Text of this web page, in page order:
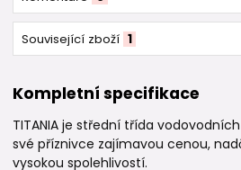
Související zboží 1
Kompletní specifikace
TITANIA je střední třída
své příznivce zajímavou cenou,
vysokou spolehlivostí.